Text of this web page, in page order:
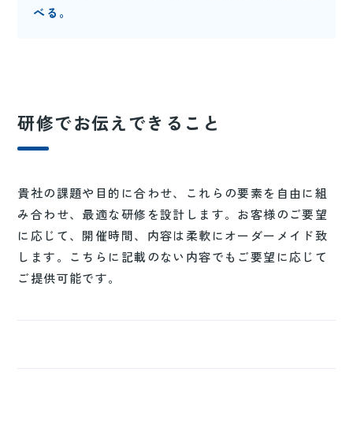
べる。
研修でお伝えできること
貴社の課題や目的に合わせ、これらの要素を自由に組
み合わせ、最適な研修を設計します。お客様のご要望
に応じて、開催時間、内容は柔軟にオーダーメイド致
します。こちらに記載のない内容でもご要望に応じて
ご提供可能です。